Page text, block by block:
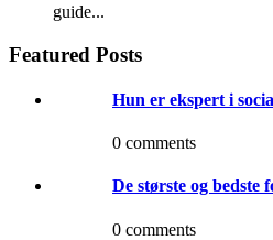
guide...
Featured Posts
Hun er ekspert i
0 comments
De største og bedste
0 comments